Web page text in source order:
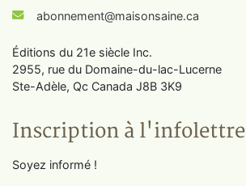
abonnement@maisonsaine.ca
Éditions du 21e siècle Inc.
2955, rue du Domaine-du-lac-Lucerne
Ste-Adèle, Qc Canada J8B 3K9
Inscription à l'infolettre
Soyez informé !